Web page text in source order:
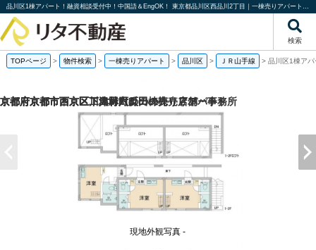
品川区1棟アパート！融資相談受付中！中国語＆EngOK！ 東京都品川区西品川2丁目｜一棟売りアパート｜投資物件や収益物件｜株式会社リタ不動産
検索
TOPページ > 物件検索 > 一棟売りアパート > 品川区 > ＪＲ山手線 > 品川区1棟ア
現地外観写真 -
京都府京都市西京区下津林六反田の売り店舗・事務所
京都府京都市西京区川島野田町の一棟売りアパート
京都府京都市西京区下津林六反田の
京都府京都市下京区二人司町の一棟売りアパート